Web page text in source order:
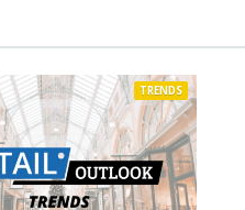
TRENDS